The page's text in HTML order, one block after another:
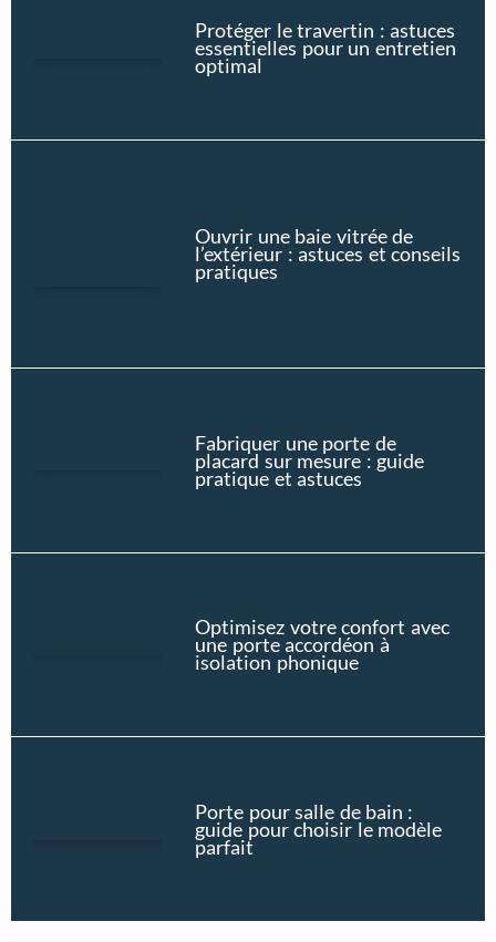
Protéger le travertin : astuces
essentielles pour un entretien
optimal
Ouvrir une baie vitrée de
l’extérieur : astuces et conseils
pratiques
Fabriquer une porte de
placard sur mesure : guide
pratique et astuces
Optimisez votre confort avec
une porte accordéon à
isolation phonique
Porte pour salle de bain :
guide pour choisir le modèle
parfait